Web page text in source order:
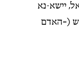
יישא-נא
(=האדם